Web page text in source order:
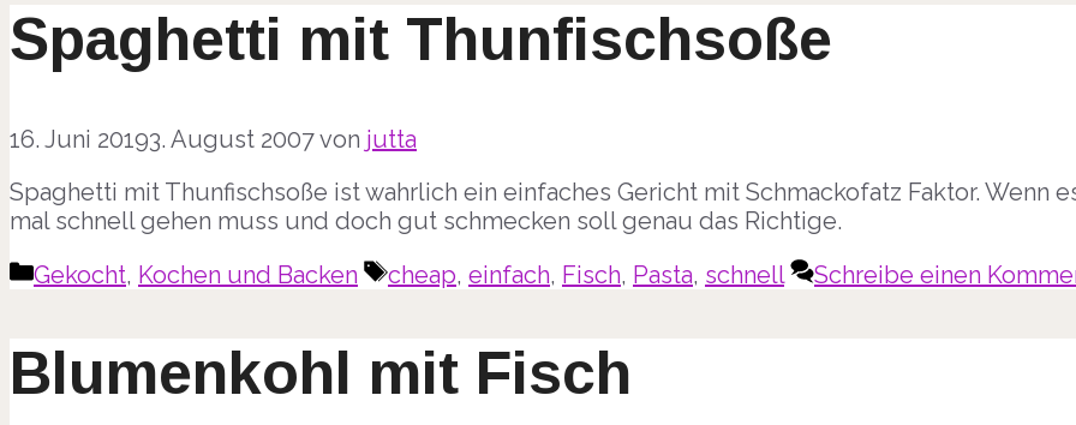
Spaghetti mit Thunfischsoße
16. Juni 20193. August 2007von jutta
Spaghetti mit Thunfischsoße ist wahrlich ein einfaches Gericht mit Schmackofatz Faktor. Wenn
mal schnell gehen muss und doch gut schmecken soll genau das Richtige.
Kategorien
Gekocht, Kochen und Backen Schlagwörter
cheap, einfach, Fisch, Pasta, schnell Schreibe einen
Blumenkohl mit Fisch